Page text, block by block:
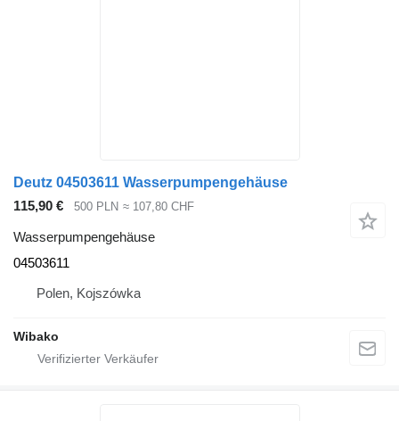
Deutz 04503611 Wasserpumpengehäuse
115,90 €
500 PLN ≈ 107,80 CHF
Wasserpumpengehäuse
04503611
Polen, Kojszówka
Wibako